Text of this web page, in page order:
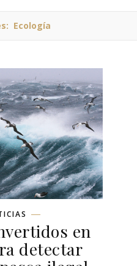
Ecología
en
detectar